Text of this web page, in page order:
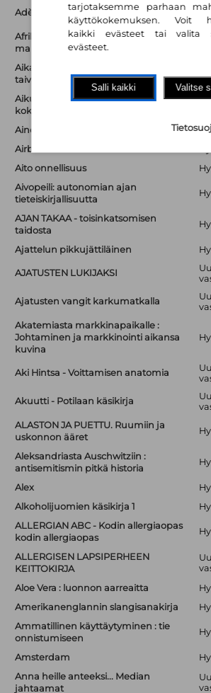
Adèle
Afrikan valloittajat : yrittäjiä
mahdollisuuksien mantereella
Aika velikulta : Hannes Hynösen pitkä
taival 1913-2015
Aikuisen naisen seksi. : Tunteita,
kokemuksia, nautintoja
Ainoat todelliset asiat - Vuosi elämästä
Airbnb : ansaitse asunnollasi
Aito onnellisuus
Aivopeili: autonomian ajan
tieteiskirjallisuutta
AJAN TAKAA - toisinkatsomisen
taidosta
Ajattelun pikkujättiläinen
AJATUSTEN LUKIJAKSI
Ajatusten vangit karkumatkalla
Akatemiasta markkinapaikalle :
Johtaminen ja markkinointi aikansa
kuvina
Aki Hintsa - Voittamisen anatomia
Akuutti - Potilaan käsikirja
ALASTON JA PUETTU. Ruumiin ja
uskonnon ääret
Aleksandriasta Auschwitziin :
antisemitismin pitkä historia
Alex
Alkoholijuomien käsikirja 1
ALLERGIAN ABC - Kodin allergiaopas
kodin allergiaopas
ALLERGISEN LAPSIPERHEEN
KEITTOKIRJA
Aloe Vera : luonnon aarreaitta
Amerikanenglannin slangisanakirja
Ammatillinen käyttäytyminen : tie
onnistumiseen
Amsterdam
Anna heille anteeksi... Median
jahtaamat
tarjotaksemme parhaan
käyttökokemuksen. Voit
kaikki evästeet tai valita
evästeet.
Salli kaikki Valitse